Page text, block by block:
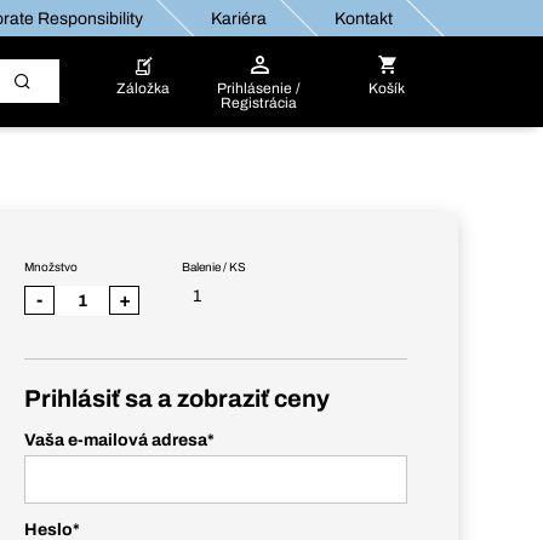
Responsibility Kariéra Kontakt
Záložka
Prihlásenie /
Registrácia
Košík
Balenie / KS
1
Množstvo
- +
Prihlásiť sa a zobraziť ceny
Vaša e-mailová adresa*
Heslo*